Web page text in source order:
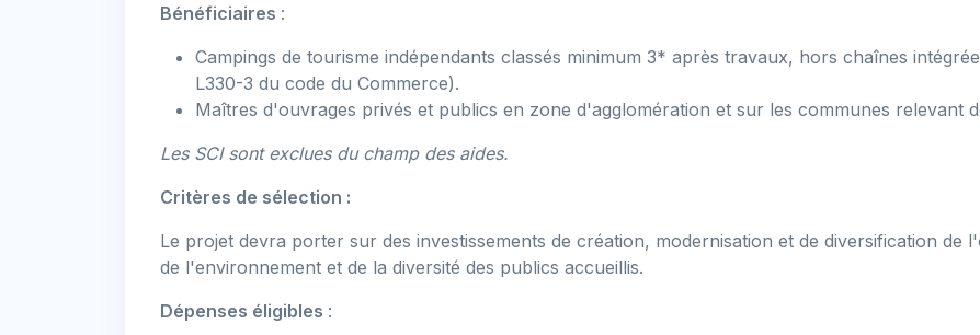
Bénéficiaires :
Campings de tourisme indépendants classés minimum 3* après travaux, hors chaînes
L330-3 du code du Commerce).
Maîtres d'ouvrages privés et publics en zone d'agglomération et sur les communes relevant
Les SCI sont exclues du champ des aides.
Critères de sélection :
Le projet devra porter sur des investissements de création, modernisation et de diversification
de l'environnement et de la diversité des publics accueillis.
Dépenses éligibles :